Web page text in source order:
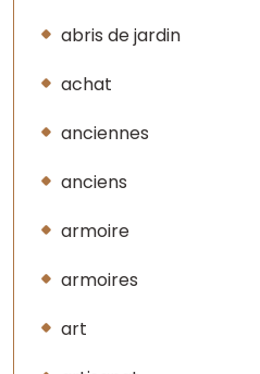
abris de jardin
achat
anciennes
anciens
armoire
armoires
art